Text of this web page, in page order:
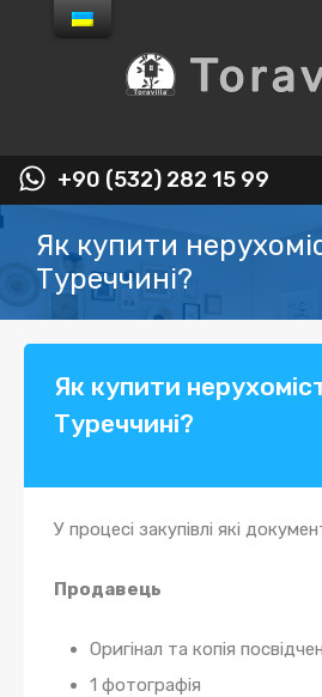
+90 (532) 282 15 99
Як купити
Туреччині?
Як купити
Туреччині?
У процесі закупівлі які
Продавець
Оригінал та копія
1 фотографія